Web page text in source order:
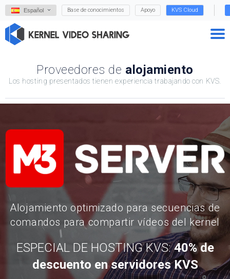
Español Base de conocimientos Apoyo KVS Cloud
Proveedores de alojamiento
Los hosting presentados tienen experiencia trabajando con KVS.
Alojamiento optimizado para secuencias de
comandos para compartir vídeos del kernel
ESPECIAL DE HOSTING KVS:40% de
descuento en servidores KVS